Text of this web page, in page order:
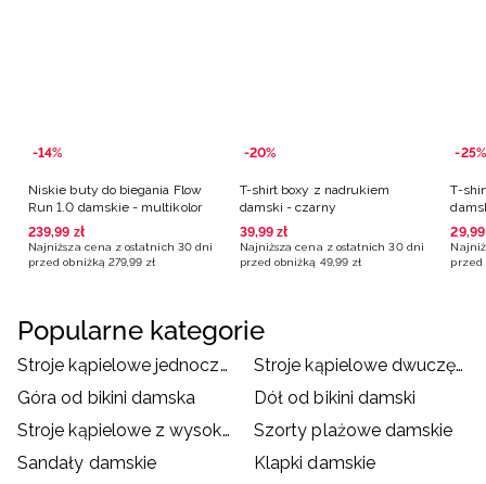
-14%
Niskie buty do biegania Flow
Run 1.0 damskie - multikolor
239,99 zł
Najniższa cena z ostatnich 30 dni
przed obniżką 279,99 zł
-20%
T-shirt boxy z nadrukiem
damski - czarny
39,99 zł
Najniższa cena z ostatnich 30 dni
przed obniżką 49,99 zł
-25%
T-
29,99
przed
Popularne kategorie
Stroje kąpielowe jednoczęściowe damskie
Stroje kąpielowe dwuczęściowe damskie
Góra od bikini damska
Dół od bikini damski
Stroje kąpielowe z wysokim stanem
Szorty plażowe damskie
Sandały damskie
Klapki damskie